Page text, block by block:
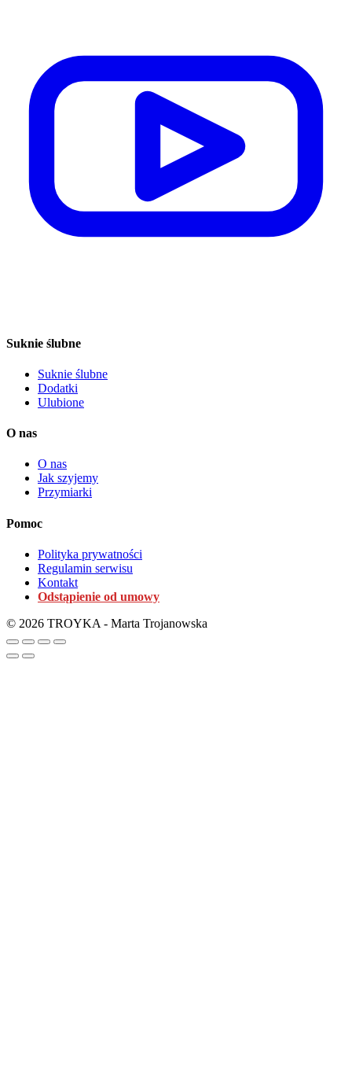
Suknie ślubne
Suknie ślubne
Dodatki
Ulubione
O nas
O nas
Jak szyjemy
Przymiarki
Pomoc
Polityka prywatności
Regulamin serwisu
Kontakt
Odstąpienie od umowy
© 2026 TROYKA - Marta Trojanowska